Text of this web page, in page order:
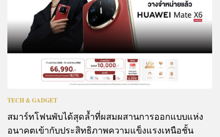
TECH & GADGET
สมาร์ทโฟนพับได้สุดล้ำที่ผสมผสานการออกแบบแห่ง
อนาคตเข้ากับประสิทธิภาพความแข็งแรงเหนือชั้น